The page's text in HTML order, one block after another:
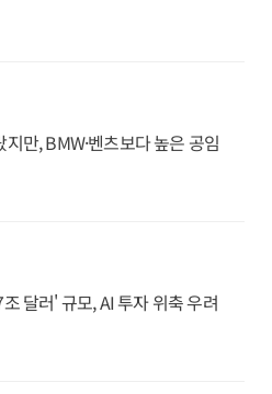
만, BMW·벤츠보다 높은 공임
달러' 규모, AI 투자 위축 우려